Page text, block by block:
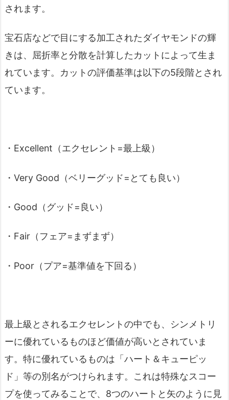
されます。
宝石店などで目にする加工されたダイヤモンドの輝
きは、屈折率と分散を計算したカットによって生ま
れています。カットの評価基準は以下の5段階とされ
ています。
・Excellent（エクセレント=最上級）
・Very Good（ベリーグッド=とても良い）
・Good（グッド=良い）
・Fair（フェア=まずまず）
・Poor（プア=基準値を下回る）
最上級とされるエクセレントの中でも、シンメトリ
ーに優れているものほど価値が高いとされていま
す。特に優れているものは「ハート＆キューピッ
ド」等の別名がつけられます。これは特殊なスコー
プを使ってみることで、8つのハートと矢のように見